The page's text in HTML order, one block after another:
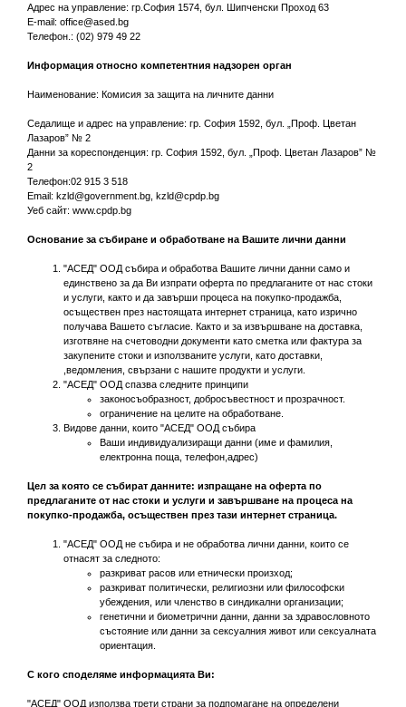
Адрес на управление: гр.София 1574, бул. Шипченски Проход 63
E-mail: office@ased.bg
Телефон.: (02) 979 49 22
Информация относно компетентния надзорен орган
Наименование: Комисия за защита на личните данни
Седалище и адрес на управление: гр. София 1592, бул. „Проф. Цветан
Лазаров” № 2
Данни за кореспонденция: гр. София 1592, бул. „Проф. Цветан Лазаров” №
2
Телефон:02 915 3 518
Email: kzld@government.bg, kzld@cpdp.bg
Уеб сайт: www.cpdp.bg
Основание за събиране и обработване на Вашите лични данни
"АСЕД" ООД събира и обработва Вашите лични данни само и
единствено за да Ви изпрати оферта по предлаганите от нас стоки
и услуги, както и да завърши процеса на покупко-продажба,
осъществен през настоящата интернет страница, като изрично
получава Вашето съгласие. Както и за извършване на доставка,
изготвяне на счетоводни документи като сметка или фактура за
закупените стоки и използваните услуги, като доставки,
,ведомления, свързани с нашите продукти и услуги.
"АСЕД" ООД спазва следните принципи
законосъобразност, добросъвестност и прозрачност.
ограничение на целите на обработване.
Видове данни, които "АСЕД" ООД събира
Ваши индивидуализиращи данни (име и фамилия,
електронна поща, телефон,адрес)
Цел за която се събират данните: изпращане на оферта по
предлаганите от нас стоки и услуги и завършване на процеса на
покупко-продажба, осъществен през тази интернет страница.
"АСЕД" ООД не събира и не обработва лични данни, които се
отнасят за следното:
разкриват расов или етнически произход;
разкриват политически, религиозни или философски
убеждения, или членство в синдикални организации;
генетични и биометрични данни, данни за здравословното
състояние или данни за сексуалния живот или сексуалната
ориентация.
С кого споделяме информацията Ви:
"АСЕД" ООД използва трети страни за подпомагане на определени